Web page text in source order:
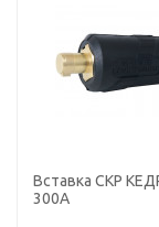
Вставка СКР
300А